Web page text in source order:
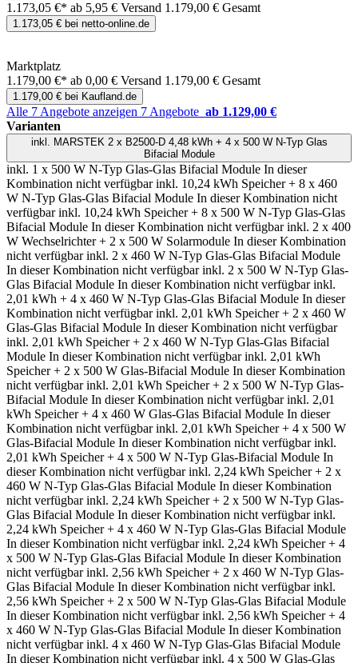
1.173,05 €* ab 5,95 € Versand 1.179,00 € Gesamt
1.173,05 € bei netto-online.de
Marktplatz
1.179,00 €* ab 0,00 € Versand 1.179,00 € Gesamt
1.179,00 € bei Kaufland.de
Alle 7 Angebote anzeigen 7 Angebote ab 1.129,00 €
Varianten
inkl. MARSTEK 2 x B2500-D 4,48 kWh + 4 x 500 W N-Typ Glas
Bifacial Module
inkl. 1 x 500 W N-Typ Glas-Glas Bifacial Module In dieser
Kombination nicht verfügbar inkl. 10,24 kWh Speicher + 8 x 460
W N-Typ Glas-Glas Bifacial Module In dieser Kombination nicht
verfügbar inkl. 10,24 kWh Speicher + 8 x 500 W N-Typ Glas-Glas
Bifacial Module In dieser Kombination nicht verfügbar inkl. 2 x 400
W Wechselrichter + 2 x 500 W Solarmodule In dieser Kombination
nicht verfügbar inkl. 2 x 460 W N-Typ Glas-Glas Bifacial Module
In dieser Kombination nicht verfügbar inkl. 2 x 500 W N-Typ Glas-
Glas Bifacial Module In dieser Kombination nicht verfügbar inkl.
2,01 kWh + 4 x 460 W N-Typ Glas-Glas Bifacial Module In dieser
Kombination nicht verfügbar inkl. 2,01 kWh Speicher + 2 x 460 W
Glas-Glas Bifacial Module In dieser Kombination nicht verfügbar
inkl. 2,01 kWh Speicher + 2 x 460 W N-Typ Glas-Glas Bifacial
Module In dieser Kombination nicht verfügbar inkl. 2,01 kWh
Speicher + 2 x 500 W Glas-Bifacial Module In dieser Kombination
nicht verfügbar inkl. 2,01 kWh Speicher + 2 x 500 W N-Typ Glas-
Bifacial Module In dieser Kombination nicht verfügbar inkl. 2,01
kWh Speicher + 4 x 460 W Glas-Glas Bifacial Module In dieser
Kombination nicht verfügbar inkl. 2,01 kWh Speicher + 4 x 500 W
Glas-Bifacial Module In dieser Kombination nicht verfügbar inkl.
2,01 kWh Speicher + 4 x 500 W N-Typ Glas-Bifacial Module In
dieser Kombination nicht verfügbar inkl. 2,24 kWh Speicher + 2 x
460 W N-Typ Glas-Glas Bifacial Module In dieser Kombination
nicht verfügbar inkl. 2,24 kWh Speicher + 2 x 500 W N-Typ Glas-
Glas Bifacial Module In dieser Kombination nicht verfügbar inkl.
2,24 kWh Speicher + 4 x 460 W N-Typ Glas-Glas Bifacial Module
In dieser Kombination nicht verfügbar inkl. 2,24 kWh Speicher + 4
x 500 W N-Typ Glas-Glas Bifacial Module In dieser Kombination
nicht verfügbar inkl. 2,56 kWh Speicher + 2 x 460 W N-Typ Glas-
Glas Bifacial Module In dieser Kombination nicht verfügbar inkl.
2,56 kWh Speicher + 2 x 500 W N-Typ Glas-Glas Bifacial Module
In dieser Kombination nicht verfügbar inkl. 2,56 kWh Speicher + 4
x 460 W N-Typ Glas-Glas Bifacial Module In dieser Kombination
nicht verfügbar inkl. 4 x 460 W N-Typ Glas-Glas Bifacial Module
In dieser Kombination nicht verfügbar inkl. 4 x 500 W Glas-Glas